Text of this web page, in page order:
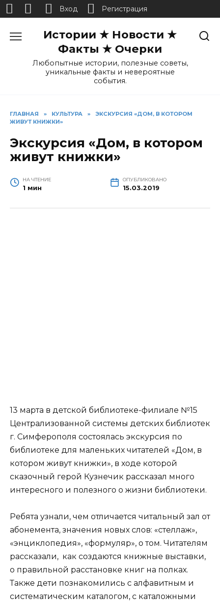
Истории ★ Новости ★
Факты ★ Очерки
Любопытные истории, полезные советы,
уникальные факты и невероятные
события.
ГЛАВНАЯ » КУЛЬТУРА »
ЭКСКУРСИЯ «ДОМ, В КОТОРОМ
ЖИВУТ КНИЖКИ»
Экскурсия «Дом, в котором
живут книжки»
НА ЧТЕНИЕ
1 мин
ОПУБЛИКОВАНО
15.03.2019
13 марта в детской библиотеке-филиале №15
Централизованной системы детских библиотек
г. Симферополя состоялась экскурсия по
библиотеке для маленьких читателей «Дом, в
котором живут книжки», в ходе которой
сказочный герой Кузнечик рассказал много
интересного и полезного о жизни библиотеки.
Ребята узнали, чем отличается читальный зал от
абонемента, значения новых слов: «стеллаж»,
«энциклопедия», «формуляр», о том. Читателям
рассказали, как создаются книжные выставки,
о правильной расстановке книг на полках.
Также дети познакомились с алфавитным и
систематическим каталогом, с каталожными
Вход Регистрация